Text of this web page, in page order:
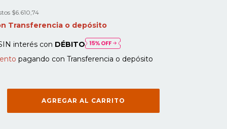
$6.610,74
Transferencia o depósito
interés con DÉBITO
pagando con Transferencia o depósito